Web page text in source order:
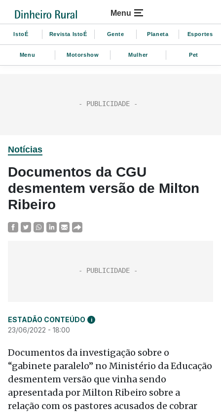
Menu
IstoÉ Revista IstoÉ Gente Planeta Esportes
Menu Motorshow Mulher Pet
Notícias
Documentos da CGU
desmentem versão de Milton
Ribeiro
ESTADÃO CONTEÚDO i
23/06/2022 - 18:00
Documentos da investigação sobre o
“gabinete paralelo” no Ministério da Educação
desmentem versão que vinha sendo
apresentada por Milton Ribeiro sobre a
relação com os pastores acusados de cobrar